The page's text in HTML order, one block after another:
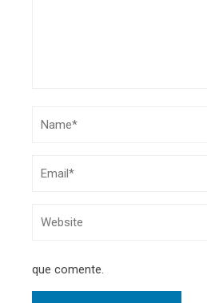
que comente.